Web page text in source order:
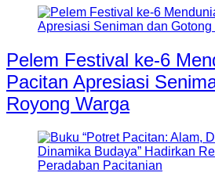
Pelem Festival ke-6
Pacitan Apresiasi
Royong Warga